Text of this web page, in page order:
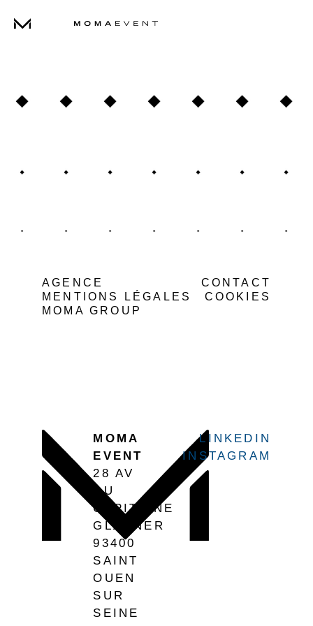
PROJETS
AGENCE
AGENCE
CONTACT
MENTIONS LÉGALES
COOKIES
MOMA GROUP
MOMA
EVENT
28 AV
DU
CAPITAINE
GLARNER
93400
SAINT
OUEN
SUR
SEINE
LINKEDIN
INSTAGRAM